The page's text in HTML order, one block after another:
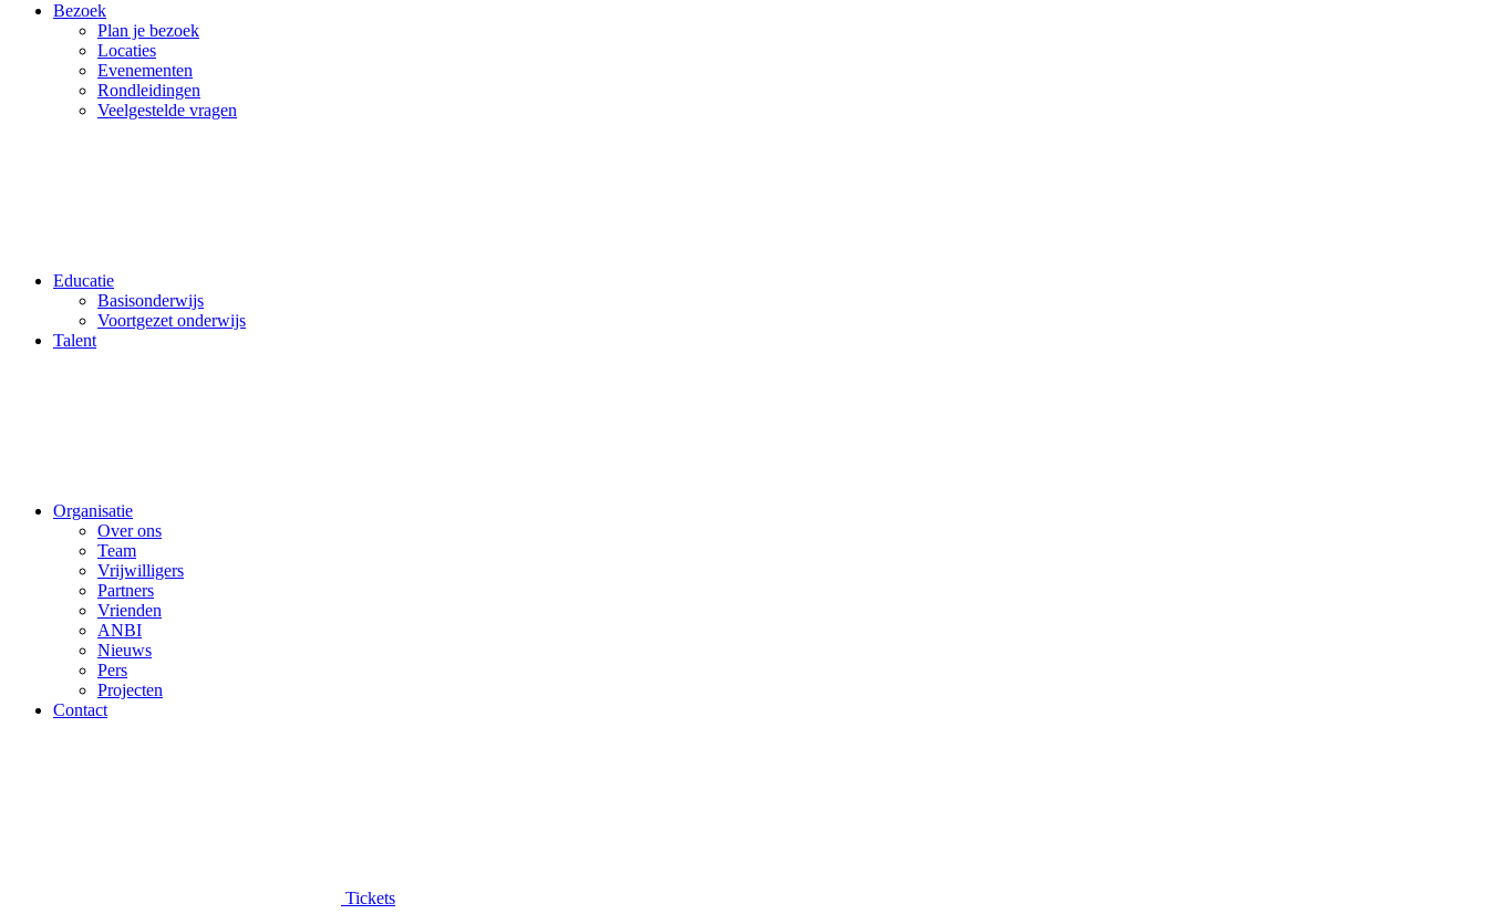
Bezoek
Plan je bezoek
Locaties
Evenementen
Rondleidingen
Veelgestelde vragen
Educatie
Basisonderwijs
Voortgezet onderwijs
Talent
Organisatie
Over ons
Team
Vrijwilligers
Partners
Vrienden
ANBI
Nieuws
Pers
Projecten
Contact
Tickets